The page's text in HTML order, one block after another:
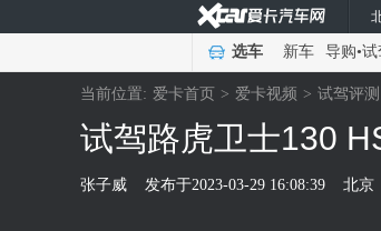
选车 新车 导购•试
当前位置: 爱卡首页 > 爱卡视频 > 试驾评测
试驾路虎卫士130
张子威 发布于2023-03-29 16:08:39 北京